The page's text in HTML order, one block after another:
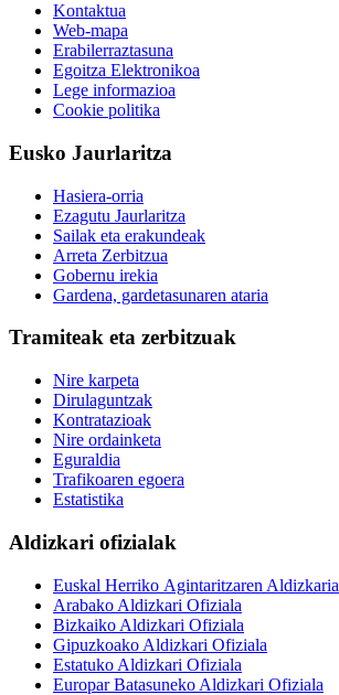
Kontaktua
Web-mapa
Erabilerraztasuna
Egoitza Elektronikoa
Lege informazioa
Cookie politika
Eusko Jaurlaritza
Hasiera-orria
Ezagutu Jaurlaritza
Sailak eta erakundeak
Arreta Zerbitzua
Gobernu irekia
Gardena, gardetasunaren ataria
Tramiteak eta zerbitzuak
Nire karpeta
Dirulaguntzak
Kontratazioak
Nire ordainketa
Eguraldia
Trafikoaren egoera
Estatistika
Aldizkari ofizialak
Euskal Herriko Agintaritzaren Aldizkaria
Arabako Aldizkari Ofiziala
Bizkaiko Aldizkari Ofiziala
Gipuzkoako Aldizkari Ofiziala
Estatuko Aldizkari Ofiziala
Europar Batasuneko Aldizkari Ofiziala